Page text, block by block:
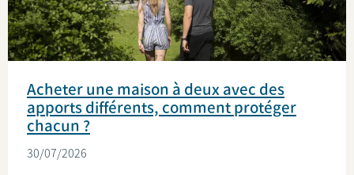
Acheter une maison à deux avec des
apports différents, comment protéger
chacun ?
30/07/2026